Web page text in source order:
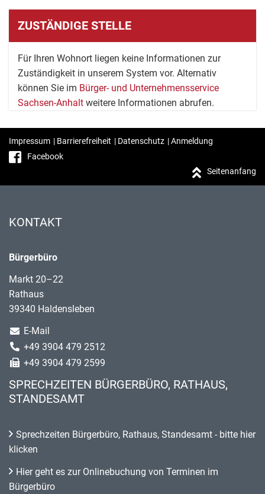
ZUSTÄNDIGE STELLE
Für Ihren Wohnort liegen keine Informationen zur
Zuständigkeit in unserem System vor. Alternativ
können Sie im Bürger- und Unternehmensservice
Sachsen-Anhalt weitere Informationen abrufen.
Impressum | Barrierefreiheit | Datenschutz |Anmeldung
Facebook
Seitenanfang
KONTAKT
Bürgerbüro
Markt 20–22
Rathaus
39340 Haldensleben
E-Mail
+49 3904 479 2512
+49 3904 479 2599
SPRECHZEITEN BÜRGERBÜRO, RATHAUS,
STANDESAMT
Sprechzeiten Bürgerbüro, Rathaus, Standesamt - bitte hier
klicken
Hier geht es zur Onlinebuchung von Terminen im
Bürgerbüro